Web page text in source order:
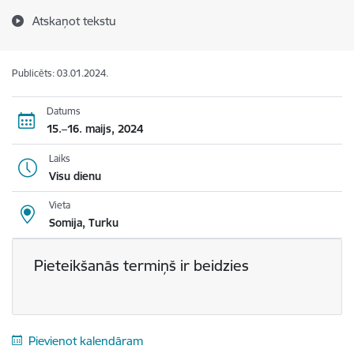
Atskaņot tekstu
Publicēts: 03.01.2024.
Datums
15.–16. maijs, 2024
Laiks
Visu dienu
Vieta
Somija, Turku
Pieteikšanās termiņš ir beidzies
Pievienot kalendāram